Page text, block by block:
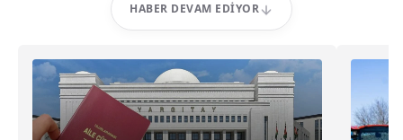
HABER DEVAM EDIYOR